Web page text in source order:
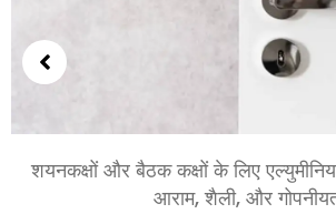
बड़े पैमाने की परियोजनाओं के लिए विभिन्न
दरवाजों की खोज